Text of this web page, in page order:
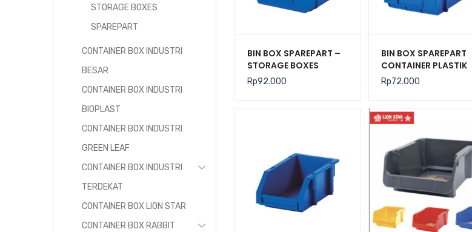
BIN BOX SPAREPART –
STORAGE BOXES
INDUSTRI RABBIT 4022
Rp92.000
BIN BOX SPAREPART
CONTAINER PLASTIK
INDUSTRI RABBIT 0222
Rp72.000
STORAGE BOXES
SPAREPART
CONTAINER BOX INDUSTRI
BESAR
CONTAINER BOX INDUSTRI
BIOPLAST
CONTAINER BOX INDUSTRI
GREEN LEAF
CONTAINER BOX INDUSTRI
TERDEKAT
CONTAINER BOX LION STAR
CONTAINER BOX RABBIT